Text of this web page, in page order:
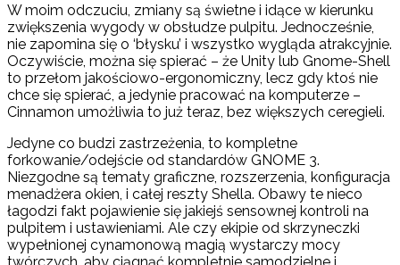
W moim odczuciu, zmiany są świetne i idące w kierunku
zwiększenia wygody w obsłudze pulpitu. Jednocześnie,
nie zapomina się o ‘błysku’ i wszystko wygląda atrakcyjnie.
Oczywiście, można się spierać – że Unity lub Gnome-Shell
to przełom jakościowo-ergonomiczny, lecz gdy ktoś nie
chce się spierać, a jedynie pracować na komputerze –
Cinnamon umożliwia to już teraz, bez większych ceregieli.
Jedyne co budzi zastrzeżenia, to kompletne
forkowanie/odejście od standardów GNOME 3.
Niezgodne są tematy graficzne, rozszerzenia, konfiguracja
menadżera okien, i całej reszty Shella. Obawy te nieco
łagodzi fakt pojawienie się jakiejś sensownej kontroli na
pulpitem i ustawieniami. Ale czy ekipie od skrzyneczki
wypełnionej cynamonową magią wystarczy mocy